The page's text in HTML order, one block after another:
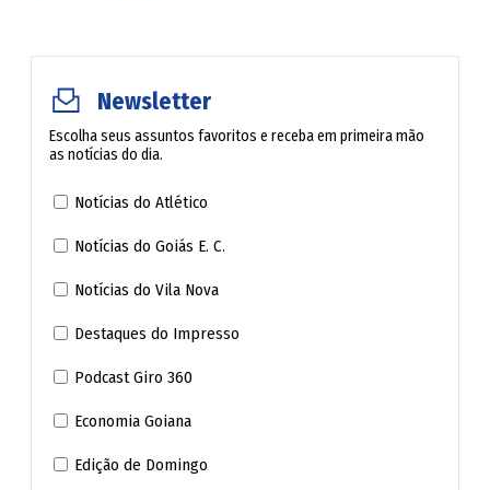
o pior dos criminosos. A Constituição Nacional não faz
diferença.
Heráclito Fontoura Sobral Pinto, renomado criminalista e
covardes."
solitário no campo, necessita de coragem para enfrentar a
batalha de um caso penal por vezes inglório. Quando a
frieza da máquina punitiva estatal, a ferocidade da mídia e
Newsletter
Escolha seus assuntos favoritos e receba em primeira mão
as notícias do dia.
Notícias do Atlético
Notícias do Goiás E. C.
Notícias do Vila Nova
Destaques do Impresso
Podcast Giro 360
Economia Goiana
Edição de Domingo